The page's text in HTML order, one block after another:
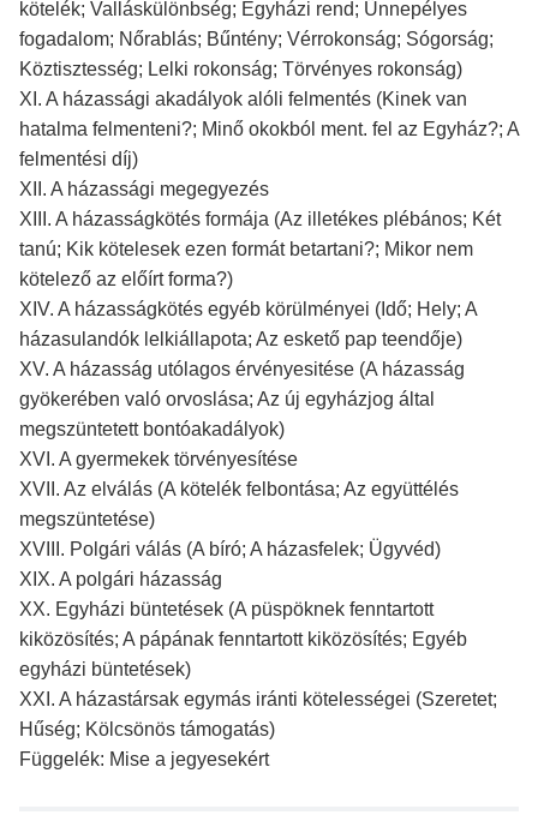
kötelék; Valláskülönbség; Egyházi rend; Ünnepélyes
fogadalom; Nőrablás; Bűntény; Vérrokonság; Sógorság;
Köztisztesség; Lelki rokonság; Törvényes rokonság)
XI. A házassági akadályok alóli felmentés (Kinek van
hatalma felmenteni?; Minő okokból ment. fel az Egyház?; A
felmentési díj)
XII. A házassági megegyezés
XIII. A házasságkötés formája (Az illetékes plébános; Két
tanú; Kik kötelesek ezen formát betartani?; Mikor nem
kötelező az előírt forma?)
XIV. A házasságkötés egyéb körülményei (Idő; Hely; A
házasulandók lelkiállapota; Az eskető pap teendője)
XV. A házasság utólagos érvényesitése (A házasság
gyökerében való orvoslása; Az új egyházjog által
megszüntetett bontóakadályok)
XVI. A gyermekek törvényesítése
XVII. Az elválás (A kötelék felbontása; Az együttélés
megszüntetése)
XVIII. Polgári válás (A bíró; A házasfelek; Ügyvéd)
XIX. A polgári házasság
XX. Egyházi büntetések (A püspöknek fenntartott
kiközösítés; A pápának fenntartott kiközösítés; Egyéb
egyházi büntetések)
XXI. A házastársak egymás iránti kötelességei (Szeretet;
Hűség; Kölcsönös támogatás)
Függelék: Mise a jegyesekért